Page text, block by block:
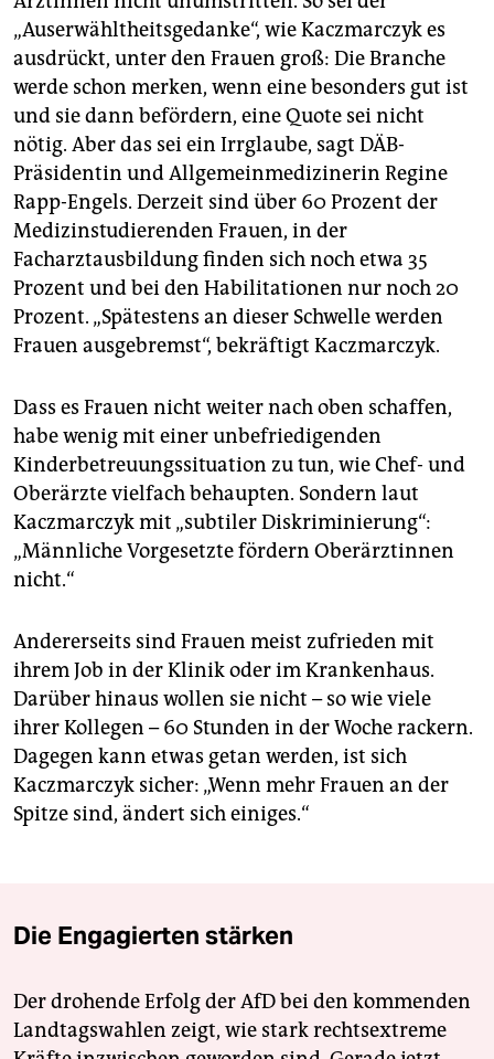
„Auserwähltheitsgedanke“, wie Kaczmarczyk es
ausdrückt, unter den Frauen groß: Die Branche
werde schon merken, wenn eine besonders gut ist
und sie dann befördern, eine Quote sei nicht
nötig. Aber das sei ein Irrglaube, sagt DÄB-
Präsidentin und Allgemeinmedizinerin Regine
Rapp-Engels. Derzeit sind über 60 Prozent der
Medizinstudierenden Frauen, in der
Facharztausbildung finden sich noch etwa 35
Prozent und bei den Habilitationen nur noch 20
Prozent. „Spätestens an dieser Schwelle werden
Frauen ausgebremst“, bekräftigt Kaczmarczyk.
Dass es Frauen nicht weiter nach oben schaffen,
habe wenig mit einer unbefriedigenden
Kinderbetreuungssituation zu tun, wie Chef- und
Oberärzte vielfach behaupten. Sondern laut
Kaczmarczyk mit „subtiler Diskriminierung“:
„Männliche Vorgesetzte fördern Oberärztinnen
nicht.“
Andererseits sind Frauen meist zufrieden mit
ihrem Job in der Klinik oder im Krankenhaus.
Darüber hinaus wollen sie nicht – so wie viele
ihrer Kollegen – 60 Stunden in der Woche rackern.
Dagegen kann etwas getan werden, ist sich
Kaczmarczyk sicher: „Wenn mehr Frauen an der
Spitze sind, ändert sich einiges.“
Die Engagierten stärken
Der drohende Erfolg der AfD bei den kommenden
Landtagswahlen zeigt, wie stark rechtsextreme